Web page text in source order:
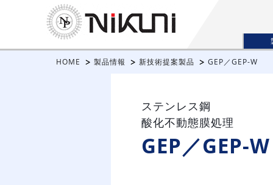
HOME 製品情報 新技術提案製品 GEP／GEP-W
ステンレス鋼
酸化不動態膜処理
GEP／GEP-W